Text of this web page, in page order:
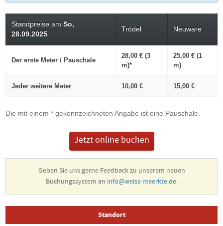
Standpreise am So,
28.09.2025
Trödel Neuware
Der erste Meter / Pauschale
28,00 € (3
m)*
25,00 € (1
m)
Jeder weitere Meter 10,00 € 15,00 €
Die mit einem * gekennzeichneten Angabe ist eine Pauschale.
Jetzt online buchen
Geben Sie uns gerne Feedback zu unserem neuen
Buchungssystem an info@weiss-maerkte.de.
Standort